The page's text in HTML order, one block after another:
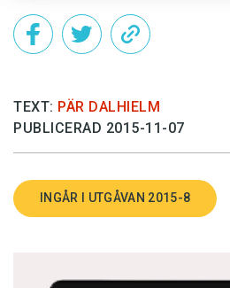
TEXT: PÄR DALHIELM
PUBLICERAD 2015-11-07
INGÅR I UTGÅVAN 2015-8